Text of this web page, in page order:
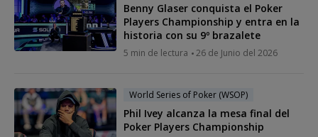
Benny Glaser conquista el Poker
Players Championship y entra en la
historia con su 9º brazalete
5 min de lectura 26 de Junio del 2026
World Series of Poker (WSOP)
Phil Ivey alcanza la mesa final del
Poker Players Championship